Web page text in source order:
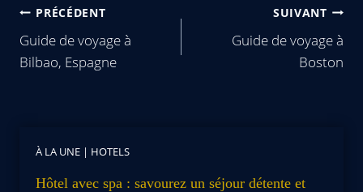
PRÉCÉDENT
Guide de voyage à
Bilbao, Espagne
SUIVANT
Guide de voyage à
Boston
À LA UNE | HOTELS
Hôtel avec spa : savourez un séjour détente et